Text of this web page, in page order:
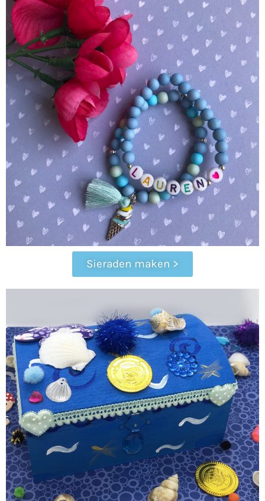
Sieraden maken >